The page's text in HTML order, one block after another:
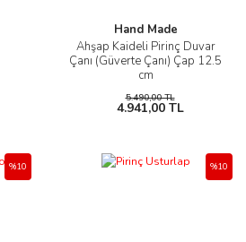
Hand Made
Ahşap Kaideli Pirinç Duvar
Çanı (Güverte Çanı) Çap 12.5
cm
5.490,00 TL
4.941,00 TL
%10 %10